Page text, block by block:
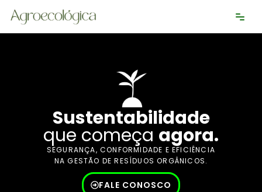
Pular
Sustentabilidade
que começa agora.
SEGURANÇA, CONFORMIDADE E EFICIÊNCIA
NA GESTÃO DE RESÍDUOS ORGÂNICOS.
FALE CONOSCO